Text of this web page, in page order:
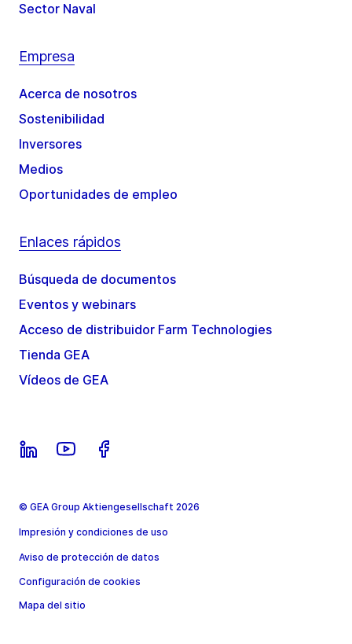
Sector Naval
Empresa
Acerca de nosotros
Sostenibilidad
Inversores
Medios
Oportunidades de empleo
Enlaces rápidos
Búsqueda de documentos
Eventos y webinars
Acceso de distribuidor Farm Technologies
Tienda GEA
Vídeos de GEA
© GEA Group Aktiengesellschaft 2026
Impresión y condiciones de uso
Aviso de protección de datos
Configuración de cookies
Mapa del sitio